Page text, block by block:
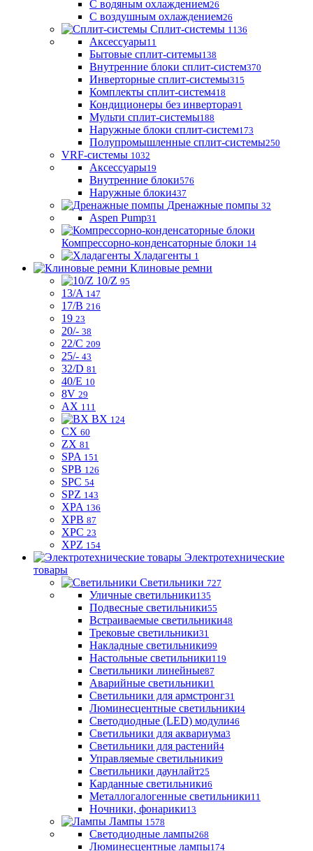
С водяным охлаждением26
С воздушным охлаждением26
Сплит-системы 1136
Аксессуары11
Бытовые сплит-ситемы138
Внутренние блоки сплит-систем370
Инверторные сплит-системы315
Комплекты сплит-систем418
Кондиционеры без инвертора91
Мульти сплит-системы188
Наружные блоки сплит-систем173
Полупромышленные сплит-системы250
VRF-системы 1032
Аксессуары19
Внутренние блоки576
Наружные блоки437
Дренажные помпы 32
Aspen Pump31
Компрессорно-конденсаторные блоки 14
Хладагенты 1
Клиновые ремни
10/Z 95
13/A 147
17/B 216
19 23
20/- 38
22/C 209
25/- 43
32/D 81
40/E 10
8V 29
AX 111
BX 124
CX 60
ZX 81
SPA 151
SPB 126
SPC 54
SPZ 143
XPA 136
XPB 87
XPC 23
XPZ 154
Электротехнические
товары
Светильники 727
Уличные светильники135
Подвесные светильники55
Встраиваемые светильники48
Трековые светильники31
Накладные светильники99
Настольные светильники119
Светильники линейные87
Аварийные светильники1
Светильники для армстронг31
Люминесцентные светильники4
Светодиодные (LED) модули46
Светильники для аквариума3
Светильники для растений4
Управляемые светильники9
Светильники даунлайт25
Карданные светильники6
Металлогалогенные светильники11
Ночники, фонарики13
Лампы 1578
Светодиодные лампы268
Люминесцентные лампы174